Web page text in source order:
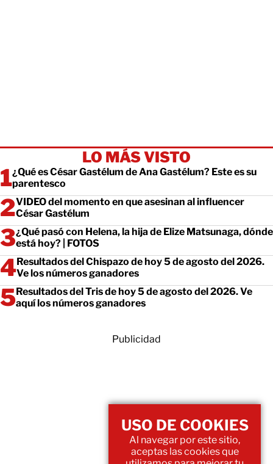
LO MÁS VISTO
¿Qué es César Gastélum de Ana Gastélum? Este es su
parentesco
VIDEO del momento en que asesinan al influencer
César Gastélum
¿Qué pasó con Helena, la hija de Elize Matsunaga, dónde
está hoy? | FOTOS
Resultados del Chispazo de hoy 5 de agosto del 2026.
Ve los números ganadores
Resultados del Tris de hoy 5 de agosto del 2026. Ve
aquí los números ganadores
Publicidad
USO DE COOKIES
Al navegar por este sitio,
aceptas las cookies que